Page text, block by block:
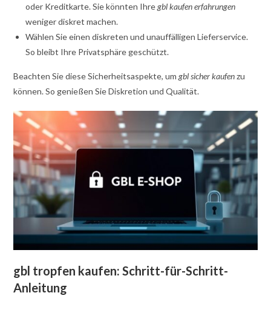
oder Kreditkarte. Sie könnten Ihregbl kaufen erfahrungen
weniger diskret machen.
Wählen Sie einen diskreten und unauffälligen Lieferservice.
So bleibt Ihre Privatsphäre geschützt.
Beachten Sie diese Sicherheitsaspekte, umgbl sicher kaufenzu
können. So genießen Sie Diskretion und Qualität.
gbl tropfen kaufen: Schritt-für-Schritt-
Anleitung